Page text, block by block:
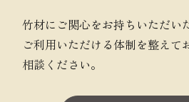
竹材にご関心をお持ちいただい
ご利用いただける体制を整えて
相談ください。